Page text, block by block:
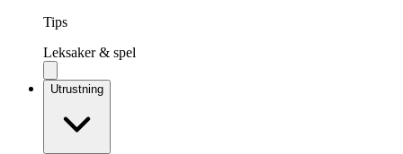
Tips
Leksaker & spel
Utrustning